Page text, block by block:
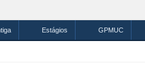
Legislação Canais
Estágios GPMUC